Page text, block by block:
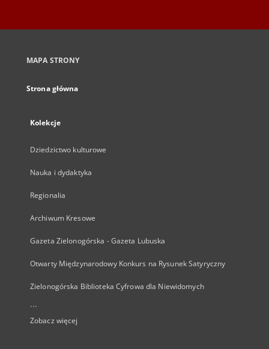
MAPA STRONY
Strona główna
Kolekcje
Dziedzictwo kulturowe
Nauka i dydaktyka
Regionalia
Archiwum Kresowe
Gazeta Zielonogórska - Gazeta Lubuska
Otwarty Międzynarodowy Konkurs na Rysunek Satyryczny
Zielonogórska Biblioteka Cyfrowa dla Niewidomych
...
Zobacz więcej